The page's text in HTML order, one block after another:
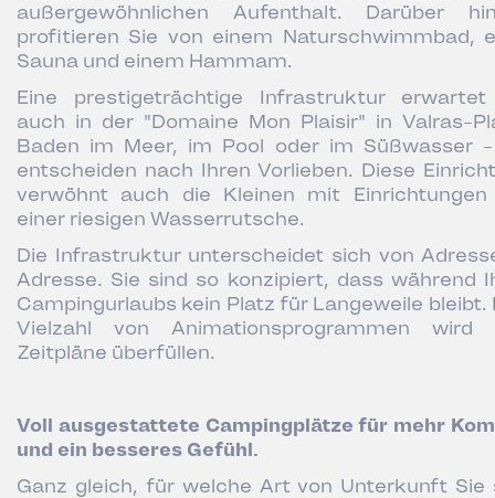
außergewöhnlichen Aufenthalt. Darüber
profitieren Sie von einem Naturschwimmbad,
Sauna und einem Hammam.
Eine prestigeträchtige Infrastruktur erwartet
auch in der "Domaine Mon Plaisir" in Valras-
Baden im Meer, im Pool oder im Süßwasser
entscheiden nach Ihren Vorlieben. Diese
verwöhnt auch die Kleinen mit Einrichtungen
einer riesigen Wasserrutsche.
Die Infrastruktur unterscheidet sich von
Adresse. Sie sind so konzipiert, dass während
Campingurlaubs kein Platz für Langeweile bleibt.
Vielzahl von Animationsprogrammen wird
Zeitpläne überfüllen.
Voll ausgestattete Campingplätze für mehr
und ein besseres Gefühl.
Ganz gleich, für welche Art von Unterkunft Sie